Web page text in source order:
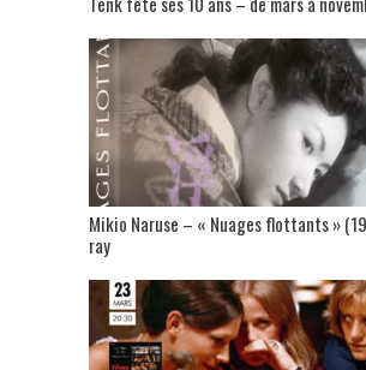
Mikio Naruse – « Nuages flottants »
ray